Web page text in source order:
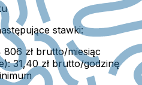
stawki:
806 zł brutto/miesiąc
31,40 zł brutto/godzinę